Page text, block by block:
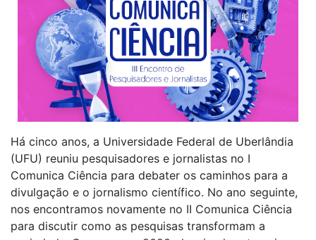
Há cinco anos, a Universidade Federal de Uberlândia
(UFU) reuniu pesquisadores e jornalistas no I
Comunica Ciência para debater os caminhos para a
divulgação e o jornalismo científico. No ano seguinte,
nos encontramos novamente no II Comunica Ciência
para discutir como as pesquisas transformam a